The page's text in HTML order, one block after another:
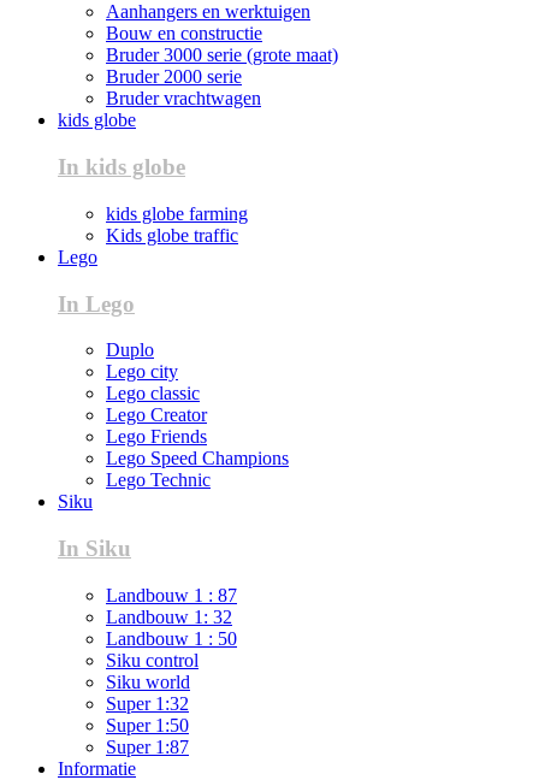
Aanhangers en werktuigen
Bouw en constructie
Bruder 3000 serie (grote maat)
Bruder 2000 serie
Bruder vrachtwagen
kids globe
In kids globe
kids globe farming
Kids globe traffic
Lego
In Lego
Duplo
Lego city
Lego classic
Lego Creator
Lego Friends
Lego Speed Champions
Lego Technic
Siku
In Siku
Landbouw 1 : 87
Landbouw 1: 32
Landbouw 1 : 50
Siku control
Siku world
Super 1:32
Super 1:50
Super 1:87
Informatie